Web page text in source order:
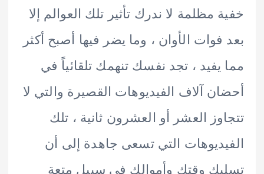
مظلمة لا ندرك تأثير تلك العوالم إلا
الأوان ، وما يضر فيها أصبح أكثر
، تجد نفسك تنهمك تلقائياً في
آلاف الفيديوهات القصيرة والتي لا
العشر أو العشرون ثانية ، تلك
التي تسعى جاهدة إلى أن
وقتك وأموالك في سبيل متعة